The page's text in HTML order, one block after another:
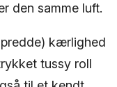
den samme luft.
kærlighed
tussy roll